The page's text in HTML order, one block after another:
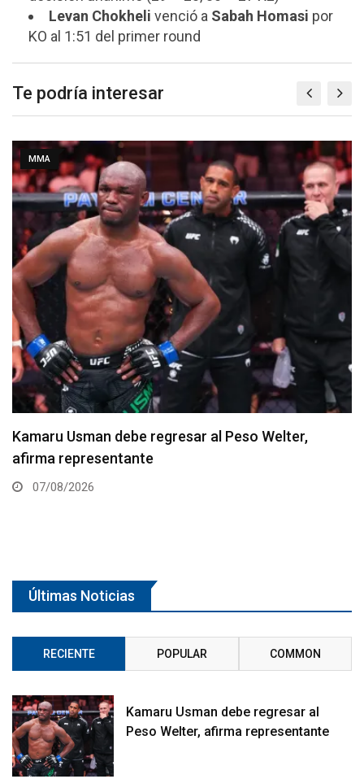
Levan Chokheli venció a Sabah Homasi por
KO al 1:51 del primer round
Te podría interesar
MMA
Resultados de los pesajes del UFC Vegas 120:
Gamrot hace peso para pelea con Salkilld
07/08/2026
Últimas Noticias
RECIENTE POPULAR COMMON
Kamaru Usman debe regresar al
Peso Welter, afirma representante